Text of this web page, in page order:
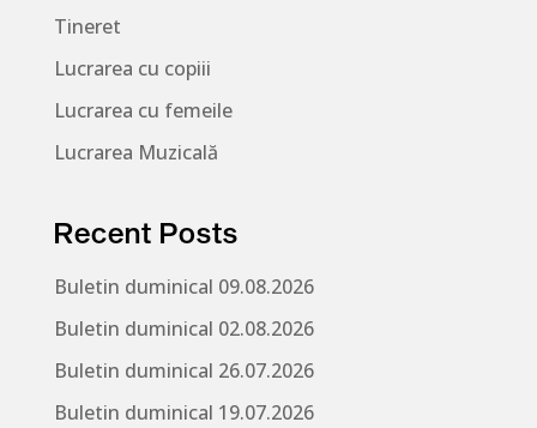
Tineret
Lucrarea cu copiii
Lucrarea cu femeile
Lucrarea Muzicală
Recent Posts
Buletin duminical 09.08.2026
Buletin duminical 02.08.2026
Buletin duminical 26.07.2026
Buletin duminical 19.07.2026